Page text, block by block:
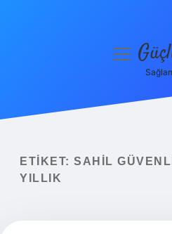
Yasal Uyarı
menüyü
ETIKET: SAHIL
YILLIK